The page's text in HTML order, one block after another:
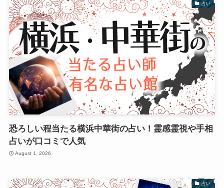
占い
恐ろしい程当たる横浜中華街の占い！霊感霊視や手相
占いが口コミで人気
August 1, 2026
占い